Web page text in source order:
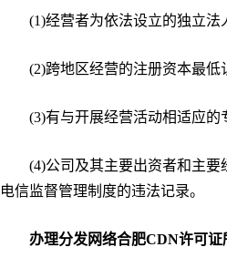
(1)经营者为依法设立的独立法
(2)跨地区经营的注册资本最低
(3)有与开展经营活动相适应的
(4)公司及其主要出资者和主要
电信监督管理制度的违法记录。
办理分发网络合肥CDN许可证